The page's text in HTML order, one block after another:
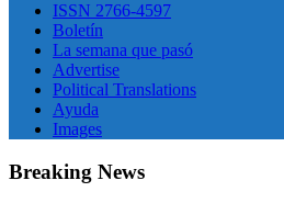
ISSN 2766-4597
Boletín
La semana que pasó
Advertise
Political Translations
Ayuda
Images
Breaking News